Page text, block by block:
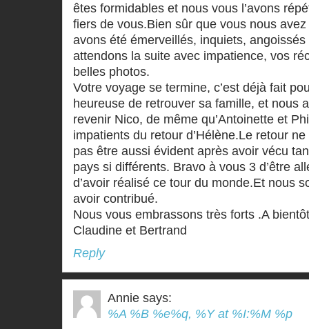
êtes formidables et nous vous l’avons
fiers de vous.Bien sûr que vous nous
avons été émerveillés, inquiets,
attendons la suite avec impatience, vos
belles photos.
Votre voyage se termine, c’est déjà fait
heureuse de retrouver sa famille, et nous
revenir Nico, de même qu’Antoinette et
impatients du retour d’Hélène.Le retour
pas être aussi évident après avoir vécu
pays si différents. Bravo à vous 3 d’être
d’avoir réalisé ce tour du monde.Et nous
avoir contribué.
Nous vous embrassons très forts .A bientôt
Claudine et Bertrand
Reply
Annie says:
%A %B %e%q, %Y at %I:%M %p